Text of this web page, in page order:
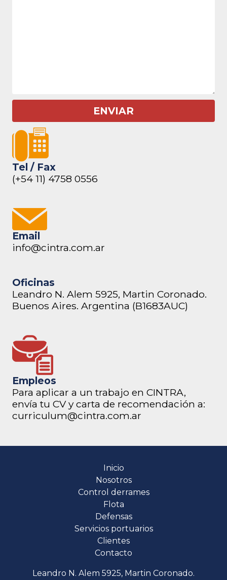
ENVIAR
Tel / Fax
(+54 11) 4758 0556
Email
info@cintra.com.ar
Oficinas
Leandro N. Alem 5925, Martin Coronado.
Buenos Aires. Argentina (B1683AUC)
Empleos
Para aplicar a un trabajo en CINTRA,
envía tu CV y carta de recomendación a:
curriculum@cintra.com.ar
Inicio
Nosotros
Control derrames
Flota
Defensas
Servicios portuarios
Clientes
Contacto
Leandro N. Alem 5925, Martin Coronado.